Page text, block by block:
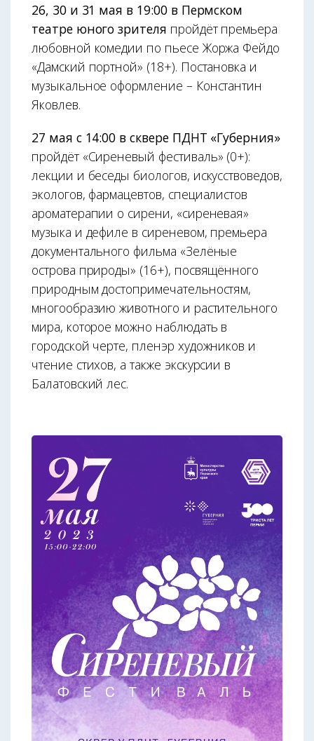
26, 30 и 31 мая в 19:00 в Пермском
театре юного зрителя пройдёт премьера
любовной комедии по пьесе Жоржа Фейдо
«Дамский портной» (18+). Постановка и
музыкальное оформление – Константин
Яковлев.
27 мая с 14:00 в сквере ПДНТ «Губерния»
пройдёт «Сиреневый фестиваль» (0+):
лекции и беседы биологов, искусствоведов,
экологов, фармацевтов, специалистов
ароматерапии о сирени, «сиреневая»
музыка и дефиле в сиреневом, премьера
документального фильма «Зелёные
острова природы» (16+), посвящённого
природным достопримечательностям,
многообразию животного и растительного
мира, которое можно наблюдать в
городской черте, пленэр художников и
чтение стихов, а также экскурсии в
Балатовский лес.